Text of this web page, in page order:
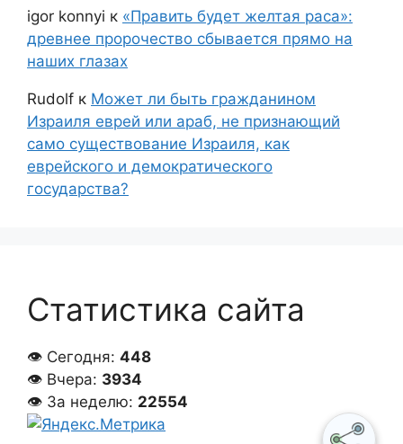
igor konnyi к «Править будет желтая раса»:
древнее пророчество сбывается прямо на
наших глазах
Rudolf к Может ли быть гражданином
Израиля еврей или араб, не признающий
само существование Израиля, как
еврейского и демократического
государства?
Статистика сайта
👁 Сегодня: 448
👁 Вчера: 3934
👁 За неделю: 22554